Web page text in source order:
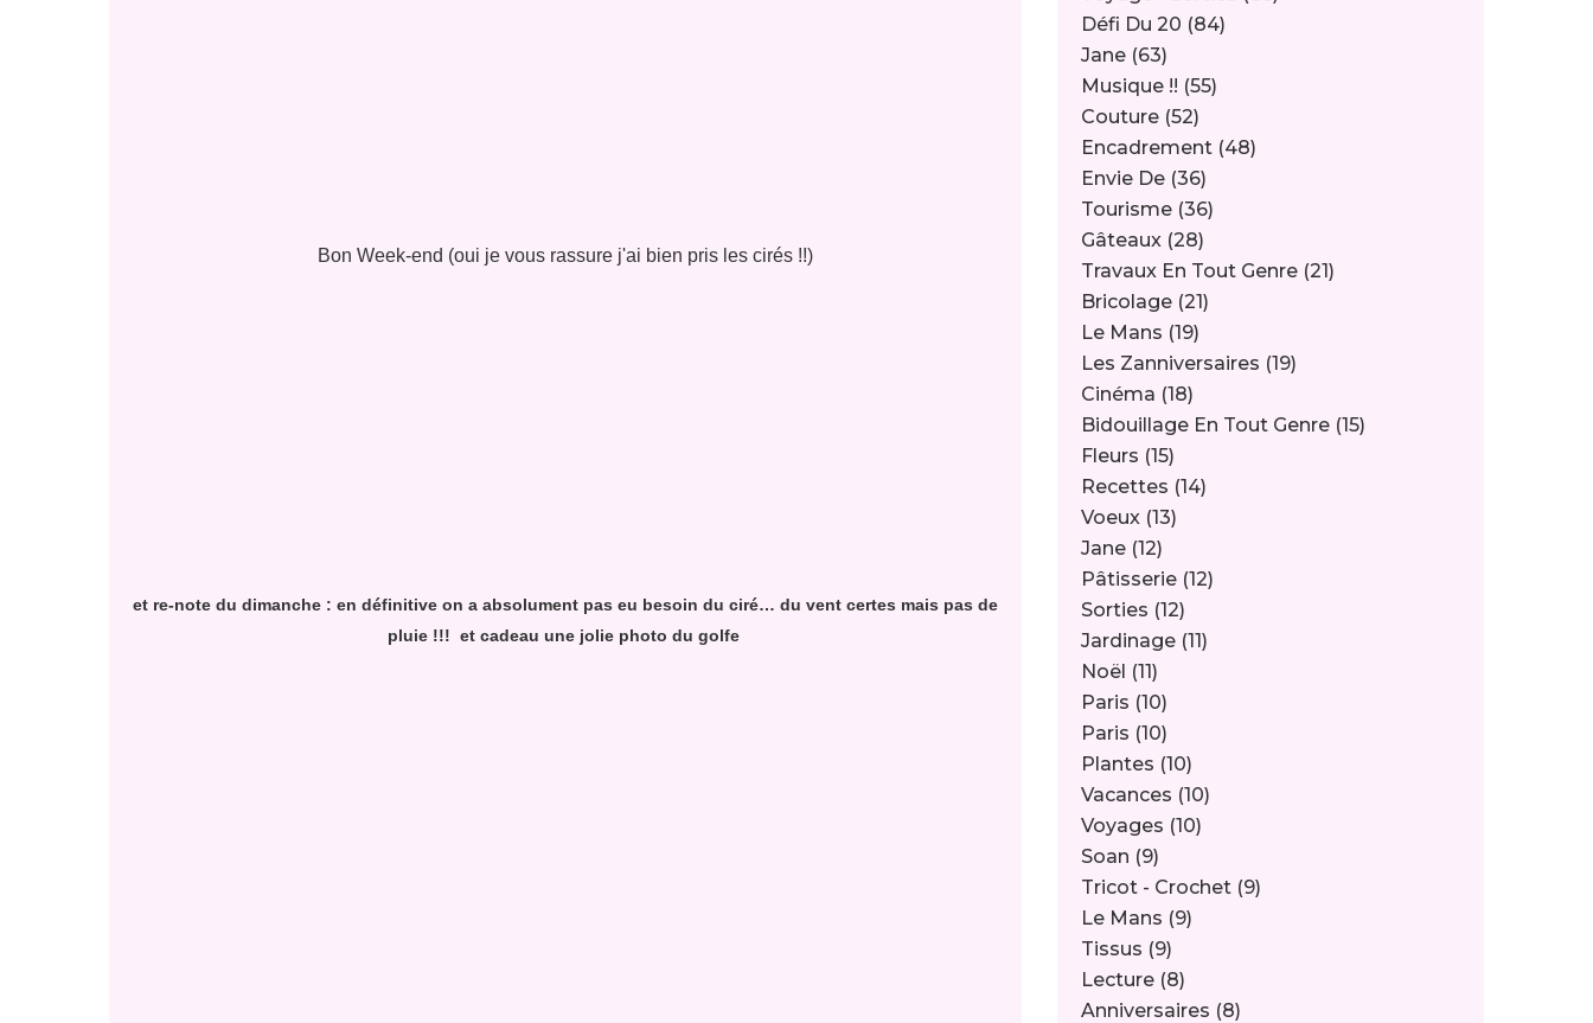
Bon Week-end (oui je vous rassure j'ai bien pris les cirés !!)
et re-note du dimanche : en définitive on a absolument pas eu besoin du ciré… du vent certes mais pas de
pluie !!! et cadeau une jolie photo du golfe
Défi Du 20 (84)
Jane (63)
Musique !! (55)
Couture (52)
Encadrement (48)
Envie De (36)
Tourisme (36)
Gâteaux (28)
Travaux En Tout Genre (21)
Bricolage (21)
Le Mans (19)
Les Zanniversaires (19)
Cinéma (18)
Bidouillage En Tout Genre (15)
Fleurs (15)
Recettes (14)
Voeux (13)
Jane (12)
Pâtisserie (12)
Sorties (12)
Jardinage (11)
Noël (11)
Paris (10)
Paris (10)
Plantes (10)
Vacances (10)
Voyages (10)
Soan (9)
Tricot - Crochet (9)
Le Mans (9)
Tissus (9)
Lecture (8)
Anniversaires (8)